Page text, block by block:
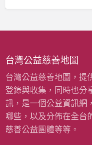
台灣公益慈善地圖
台灣公益慈善地圖，提
登錄與收集，同時也分
訊，是一個公益資訊網
哪些，以及分佈在全台
慈善公益團體等等。